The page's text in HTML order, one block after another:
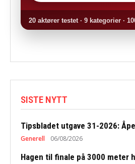
20 aktører testet · 9 kategorier ·
SISTE NYTT
Tipsbladet utgave 31-2026:
Generell 06/08/2026
Hagen til finale på 3000 meter